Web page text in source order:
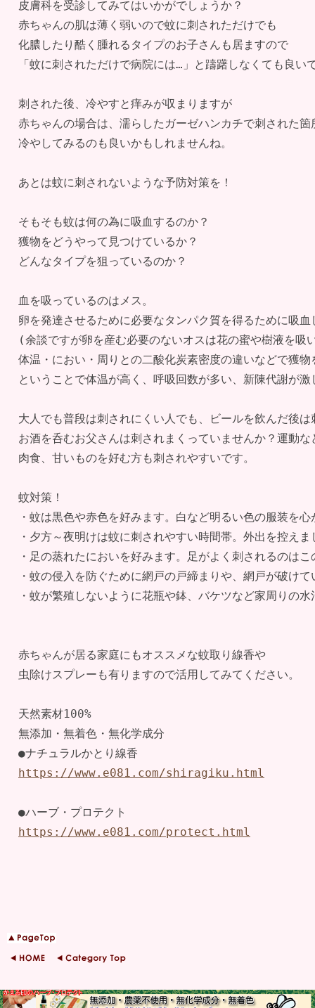
皮膚科を受診してみてはいかがでしょうか？
赤ちゃんの肌は薄く弱いので蚊に刺されただけでも
化膿したり酷く腫れるタイプのお子さんも居ますので
「蚊に刺されただけで病院には…」と躊躇しなくても良い
刺された後、冷やすと痒みが収まりますが
赤ちゃんの場合は、濡らしたガーゼハンカチで刺された箇
冷やしてみるのも良いかもしれませんね。
あとは蚊に刺されないような予防対策を！
そもそも蚊は何の為に吸血するのか？
獲物をどうやって見つけているか？
どんなタイプを狙っているのか？
血を吸っているのはメス。
卵を発達させるために必要なタンパク質を得るために吸血
(余談ですが卵を産む必要のないオスは花の蜜や樹液を
体温・におい・周りとの二酸化炭素密度の違いなどで獲物
ということで体温が高く、呼吸回数が多い、新陳代謝が
大人でも普段は刺されにくい人でも、ビールを飲んだ後
お酒を呑むお父さんは刺されまくっていませんか？運動
肉食、甘いものを好む方も刺されやすいです。
蚊対策！
・蚊は黒色や赤色を好みます。白など明るい色の服装を
・夕方～夜明けは蚊に刺されやすい時間帯。外出を控え
・足の蒸れたにおいを好みます。足がよく刺されるのは
・蚊の侵入を防ぐために網戸の戸締まりや、網戸が破け
・蚊が繁殖しないように花瓶や鉢、バケツなど家周りの
赤ちゃんが居る家庭にもオススメな蚊取り線香や
虫除けスプレーも有りますので活用してみてください。
天然素材100%
無添加・無着色・無化学成分
https://www.e081.com/shiragiku.html
https://www.e081.com/protect.html